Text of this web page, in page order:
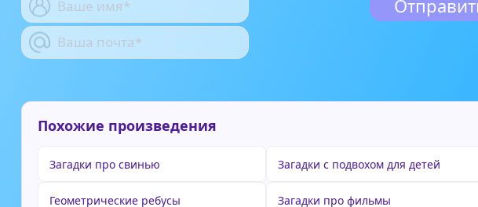
Похожие произведения
Загадки про свинью Загадки с подвохом для детей
Геометрические ребусы Загадки про фильмы